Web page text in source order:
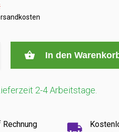
In den
2-4 Arbeitstage.
Rechnung